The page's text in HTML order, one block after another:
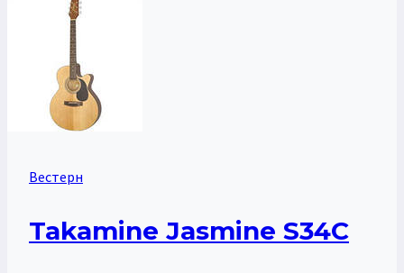
Вестерн
Takamine Jasmine S34C